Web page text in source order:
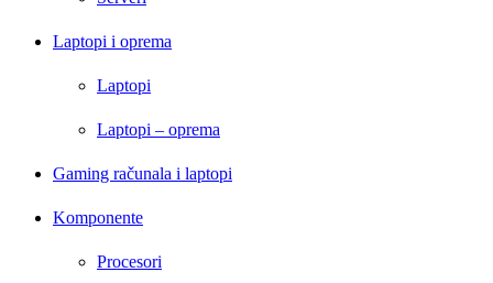
Laptopi i oprema
Laptopi
Laptopi – oprema
Gaming računala i laptopi
Komponente
Procesori